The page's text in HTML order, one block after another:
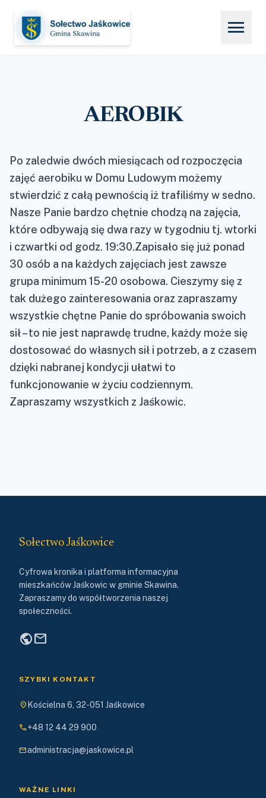
menu
AEROBIK
Po zaledwie dwóch miesiącach od rozpoczęcia
zajęć aerobiku w Domu Ludowym możemy
stwierdzić z całą pewnością iż trafiliśmy w sedno.
Nasze Panie bardzo chętnie chodzą na zajęcia,
które odbywają się dwa razy w tygodniu tj. wtorki
i czwartki od godz. 19:30.Zapisało się już ponad
30 osób a na każdych zajęciach jest zawsze
grupa minimum 15-20 osobowa. Cieszymy się z
tak dużego zainteresowania oraz zapraszamy
wszystkie chętne Panie do spróbowania swoich
sił – to nie jest naprawdę trudne, każdy może się
dostosować do własnych sił i potrzeb, a z czasem
dzięki nabranej kondycji ułatwi to
funkcjonowanie w życiu codziennym.
Zapraszamy wszystkich z Jaśkowic.
Sołectwo Jaśkowice
Cyfrowa kronika i platforma informacyjna
mieszkańców Jaśkowic w gminie Skawina.
Zapraszamy do współtworzenia naszej
społeczności.
publicmail
SZYBKI KONTAKT
location_on Kościelna 6, 32-051 Jaśkowice
phone+48 12 44 29 900
mailadministracja@jaskowice.pl
WAŻNE LINKI